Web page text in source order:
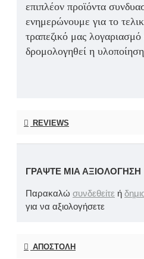
επιπλέον προϊόντα
ενημερώνουμε για το
τραπεζικό μας
δρομολογηθεί η
REVIEWS
ΓΡΆΨΤΕ ΜΙΑ ΑΞΙΟΛΌΓΗΣΗ
Παρακαλώ συνδεθείτε ή
για να αξιολογήσετε
ΑΠΟΣΤΟΛΉ